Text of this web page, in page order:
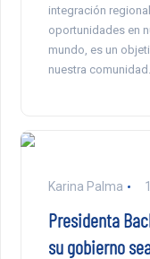
integración
oportunidades en
mundo, es un
nuestra
Karina Palma
Presidenta
su gobierno